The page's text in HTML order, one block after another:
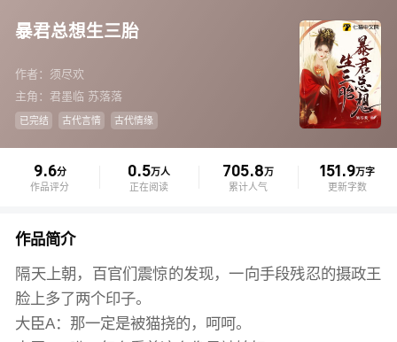
暴君总想生三胎
作者：须尽欢
主角：君墨临 苏落落
已完结 古代言情 古代情缘
9.6分
作品评分
0.5万人
正在阅读
705.8万
累计人气
151.9万字
更新字数
作品简介
隔天上朝，百官们震惊的发现，一向手段残忍的摄政王
脸上多了两个印子。
大臣A：那一定是被猫挠的，呵呵。